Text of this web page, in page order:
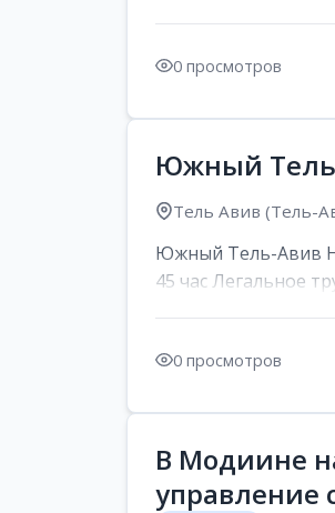
0 просмотров
Южный
Тель Авив (Тель-
Южный Тель-Авив
45 час Легальное
0 просмотров
В Модиине
управление